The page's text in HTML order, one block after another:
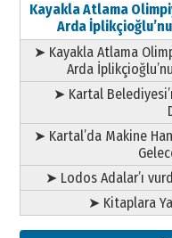
Kayakla Atlama
Arda
➤ Kayakla Atlama
Arda
➤ Kartal
➤ Kartal’da Makine
➤ Lodos Adalar’ı
➤ Kitaplara